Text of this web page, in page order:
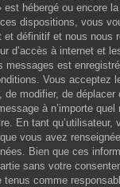
hébergé ou encore
dispositions, vous
et définitif et nous nous
d’accès à internet et
messages est
Vous acceptez
de modifier, de déplacer
à n’importe
En tant qu’utilisateur,
vous avez
Bien que ces
sans votre
tenus comme